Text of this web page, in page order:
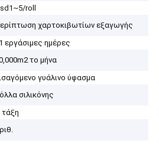
roll
χαρτοκιβωτίων εξαγωγής
εργάσιμες ημέρες
το μήνα
γυάλινο ύφασμα
σιλικόνης